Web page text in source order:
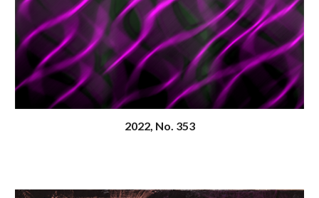
2022, No . 353